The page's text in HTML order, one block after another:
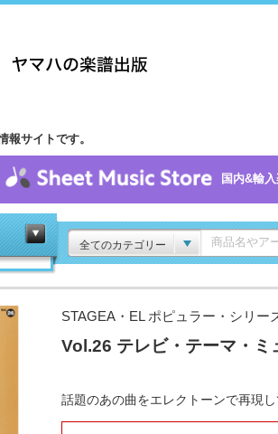
報サイトです。
国内&輸
全てのカテゴリー
STAGEA・EL ポピュラー・シリー
Vol.26 テレビ・テーマ・ミ
話題のあの曲をエレクトーンで再現